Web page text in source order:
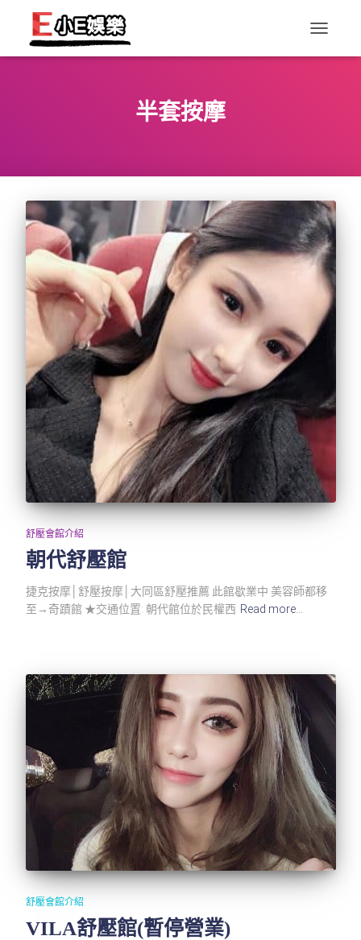
半套按摩
舒壓會館介紹
朝代舒壓館
捷克按摩│舒壓按摩│大同區舒壓推薦 此館歇業中 美容師都移
至→奇蹟館 ★交通位置: 朝代館位於民權西 Read more…
舒壓會館介紹
VILA舒壓館(暫停營業)